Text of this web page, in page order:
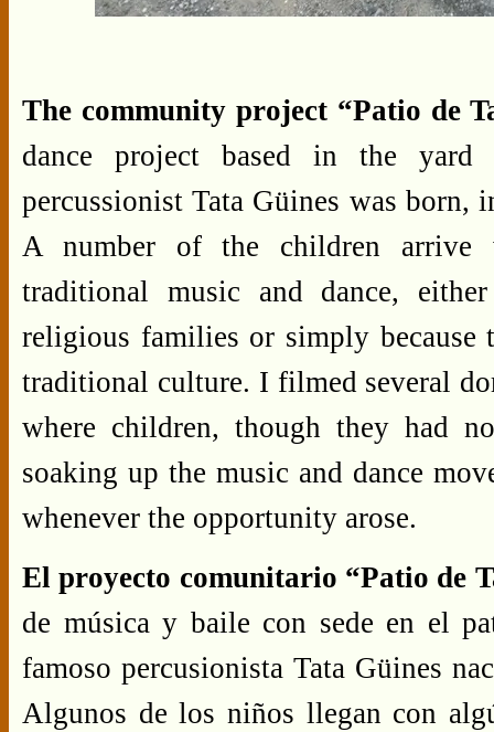
The community project “Patio de
dance project based in the yard
percussionist Tata Güines was born,
A number of the children arrive
traditional music and dance,
religious families or simply because
traditional culture. I filmed several
where children, though they had
soaking up the music and dance
whenever the opportunity arose.
El proyecto comunitario “Patio de
de música y baile con sede en el
famoso percusionista Tata Güines
Algunos de los niños llegan con